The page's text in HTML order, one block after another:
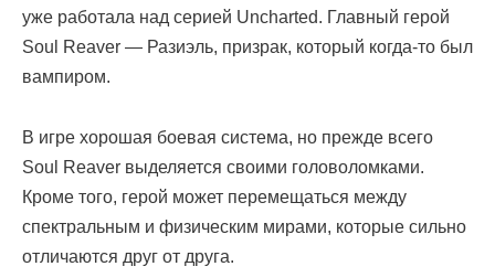
уже работала над серией Uncharted. Главный герой
Soul Reaver — Разиэль, призрак, который когда-то был
вампиром.
В игре хорошая боевая система, но прежде всего
Soul Reaver выделяется своими головоломками.
Кроме того, герой может перемещаться между
спектральным и физическим мирами, которые сильно
отличаются друг от друга.